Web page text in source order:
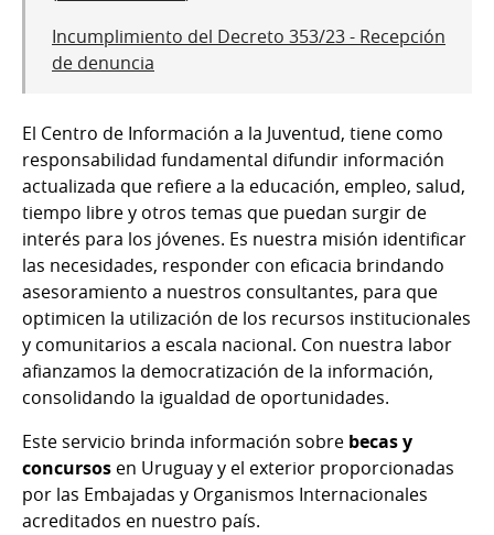
Incumplimiento del Decreto 353/23 - Recepción
de denuncia
El Centro de Información a la Juventud, tiene como
responsabilidad fundamental difundir información
actualizada que refiere a la educación, empleo, salud,
tiempo libre y otros temas que puedan surgir de
interés para los jóvenes. Es nuestra misión identificar
las necesidades, responder con eficacia brindando
asesoramiento a nuestros consultantes, para que
optimicen la utilización de los recursos institucionales
y comunitarios a escala nacional. Con nuestra labor
afianzamos la democratización de la información,
consolidando la igualdad de oportunidades.
Este servicio brinda información sobre becas y
concursos en Uruguay y el exterior proporcionadas
por las Embajadas y Organismos Internacionales
acreditados en nuestro país.